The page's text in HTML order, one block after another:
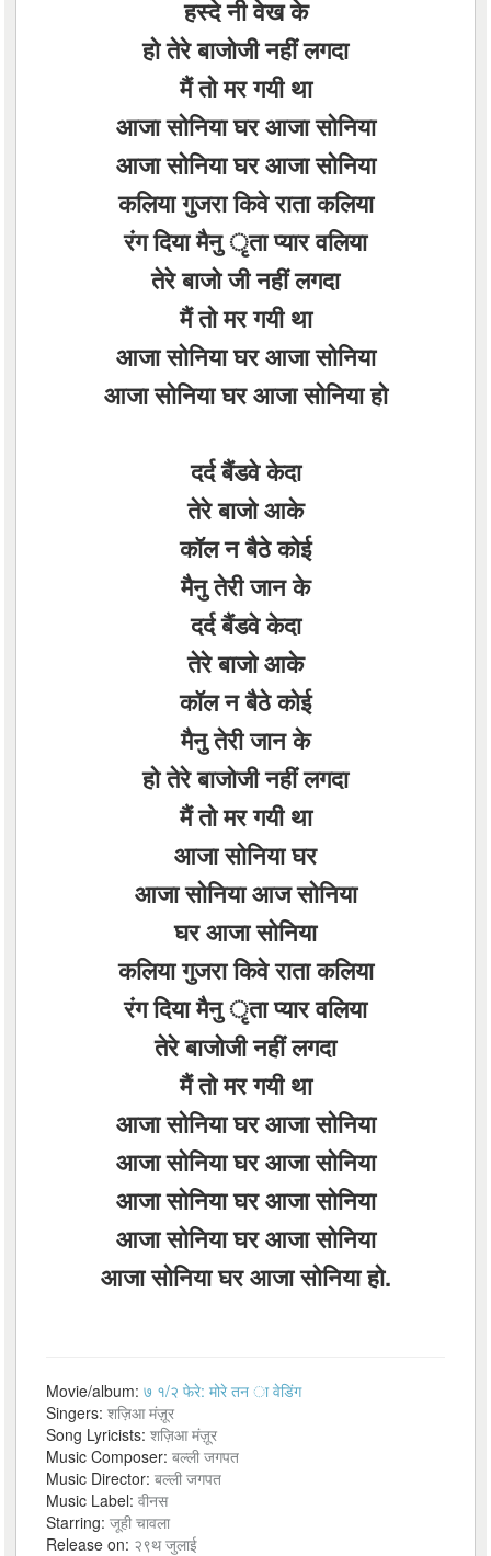
हस्दे नी वेख के
हो तेरे बाजोजी नहीं लगदा
मैं तो मर गयी था
आजा सोनिया घर आजा सोनिया
आजा सोनिया घर आजा सोनिया
कलिया गुजरा किवे राता कलिया
रंग दिया मैनु ृता प्यार वलिया
तेरे बाजो जी नहीं लगदा
मैं तो मर गयी था
आजा सोनिया घर आजा सोनिया
आजा सोनिया घर आजा सोनिया हो
दर्द बैंडवे केदा
तेरे बाजो आके
कॉल न बैठे कोई
मैनु तेरी जान के
दर्द बैंडवे केदा
तेरे बाजो आके
कॉल न बैठे कोई
मैनु तेरी जान के
हो तेरे बाजोजी नहीं लगदा
मैं तो मर गयी था
आजा सोनिया घर
आजा सोनिया आज सोनिया
घर आजा सोनिया
कलिया गुजरा किवे राता कलिया
रंग दिया मैनु ृता प्यार वलिया
तेरे बाजोजी नहीं लगदा
मैं तो मर गयी था
आजा सोनिया घर आजा सोनिया
आजा सोनिया घर आजा सोनिया
आजा सोनिया घर आजा सोनिया
आजा सोनिया घर आजा सोनिया
आजा सोनिया घर आजा सोनिया हो.
Movie/album:७ १/२ फेरे: मोरे तन ा वेडिंग
Singers:शज़िआ मंज़ूर
Song Lyricists:शज़िआ मंज़ूर
Music Composer:बल्ली जगपत
Music Director:बल्ली जगपत
Music Label:वीनस
Starring:जूही चावला
Release on: २९थ जुलाई